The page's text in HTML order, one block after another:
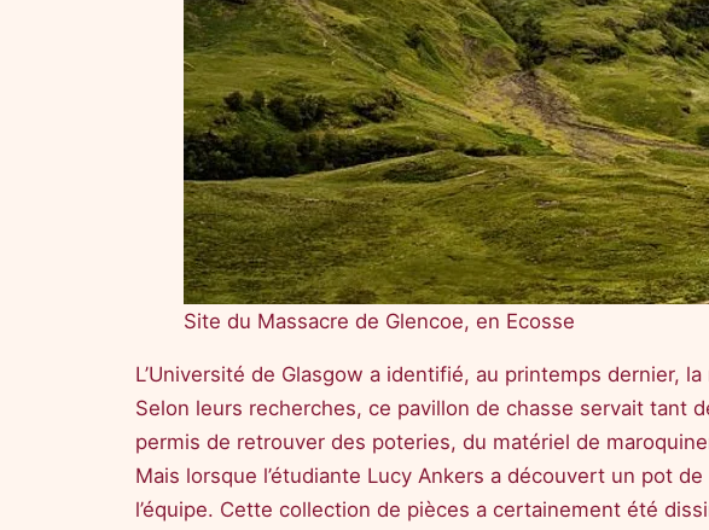
Site du Massacre de Glencoe, en Ecosse
L’Université de Glasgow a identifié, au printemps dernier,
Selon leurs recherches, ce pavillon de chasse servait tant
permis de retrouver des poteries, du matériel de
Mais lorsque l’étudiante Lucy Ankers a découvert un pot
l’équipe. Cette collection de pièces a certainement été